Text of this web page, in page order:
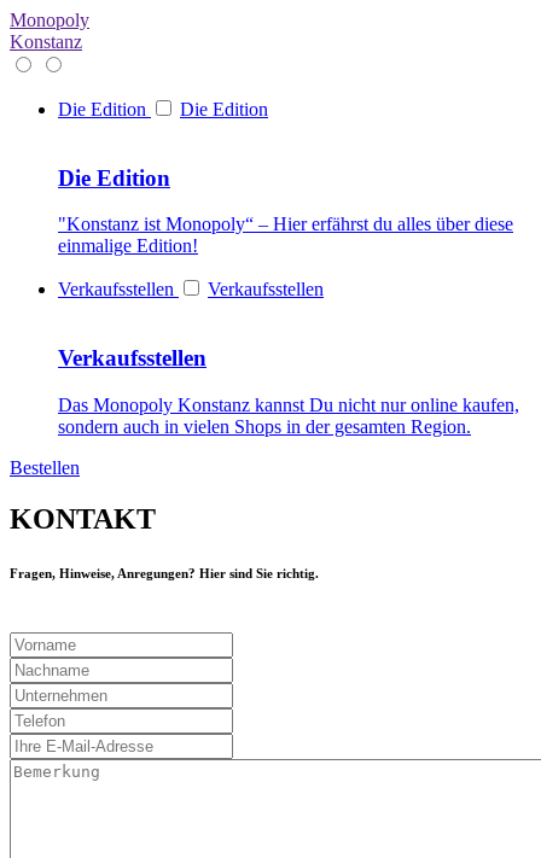
Monopoly
Konstanz
Die Edition Die Edition
Die Edition
"Konstanz ist Monopoly“ – Hier erfährst du alles über diese
einmalige Edition!
Verkaufsstellen Verkaufsstellen
Verkaufsstellen
Das Monopoly Konstanz kannst Du nicht nur online kaufen,
sondern auch in vielen Shops in der gesamten Region.
Bestellen
KONTAKT
Fragen, Hinweise, Anregungen? Hier sind Sie richtig.